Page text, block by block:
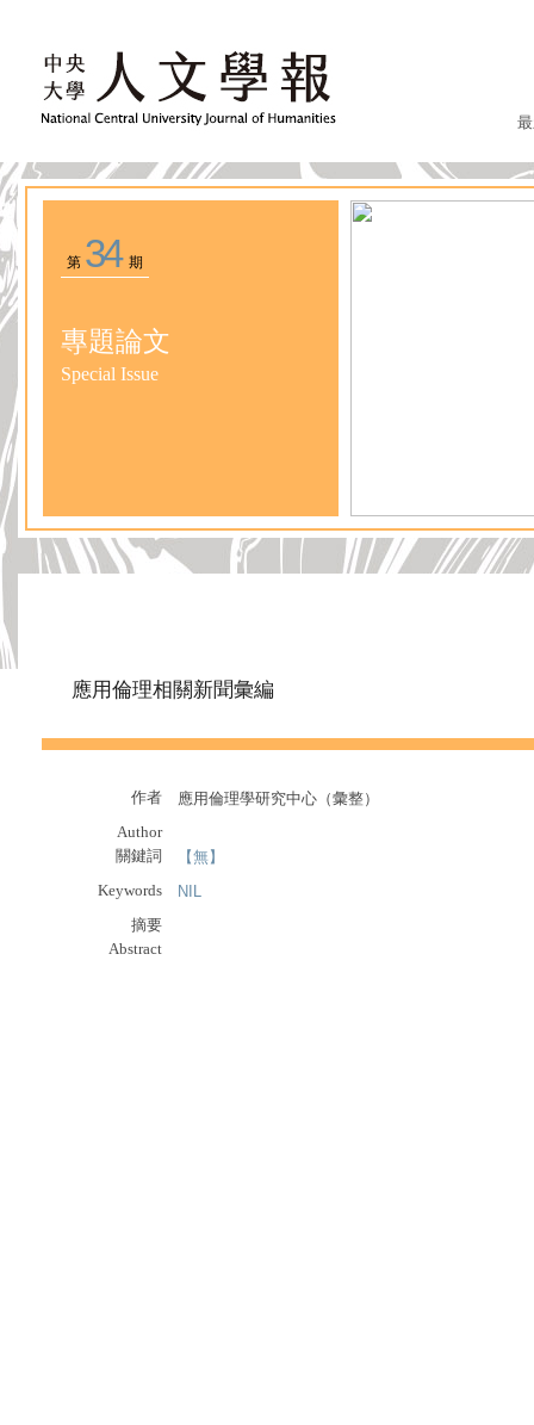
第 34期
專題論文
Special Issue
應用倫理相關新聞彙編
作者
應用倫理學研究中心（彙整）
Author
關鍵詞
【無】
Keywords
NIL
摘要
Abstract